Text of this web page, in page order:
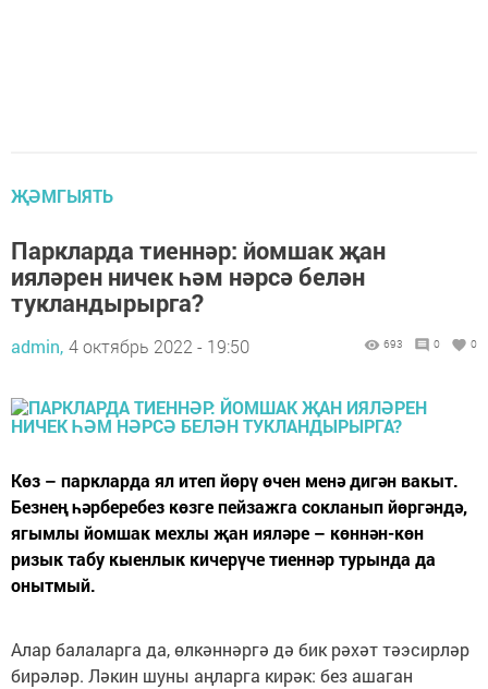
ҖӘМГЫЯТЬ
Паркларда тиеннәр: йомшак җан
ияләрен ничек һәм нәрсә белән
тукландырырга?
admin, 4 октябрь 2022 - 19:50 693 0 0
Көз – паркларда ял итеп йөрү өчен менә дигән вакыт.
Безнең һәрберебез көзге пейзажга сокланып йөргәндә,
ягымлы йомшак мехлы җан ияләре – көннән-көн
ризык табу кыенлык кичерүче тиеннәр турында да
онытмый.
Алар балаларга да, өлкәннәргә дә бик рәхәт тәэсирләр
бирәләр. Ләкин шуны аңларга кирәк: без ашаган